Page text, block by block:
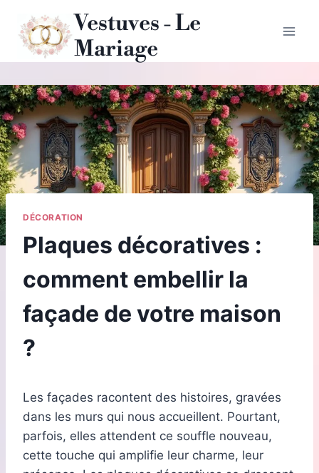
contenu
Vestuves - Le
Mariage
DÉCORATION
Plaques décoratives :
comment embellir la
façade de votre maison
?
Les façades racontent des histoires, gravées
dans les murs qui nous accueillent. Pourtant,
parfois, elles attendent ce souffle nouveau,
cette touche qui amplifie leur charme, leur